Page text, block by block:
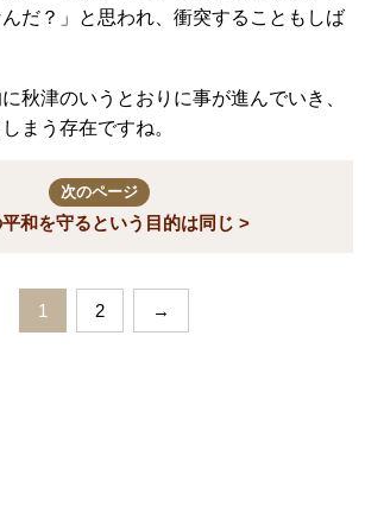
だ？」と思われ、衝突することもしば
秋津のいうとおりに事が進んでいき、
まう存在ですね。
次のページ
平和を守るという目的は同じ >
1 2 →